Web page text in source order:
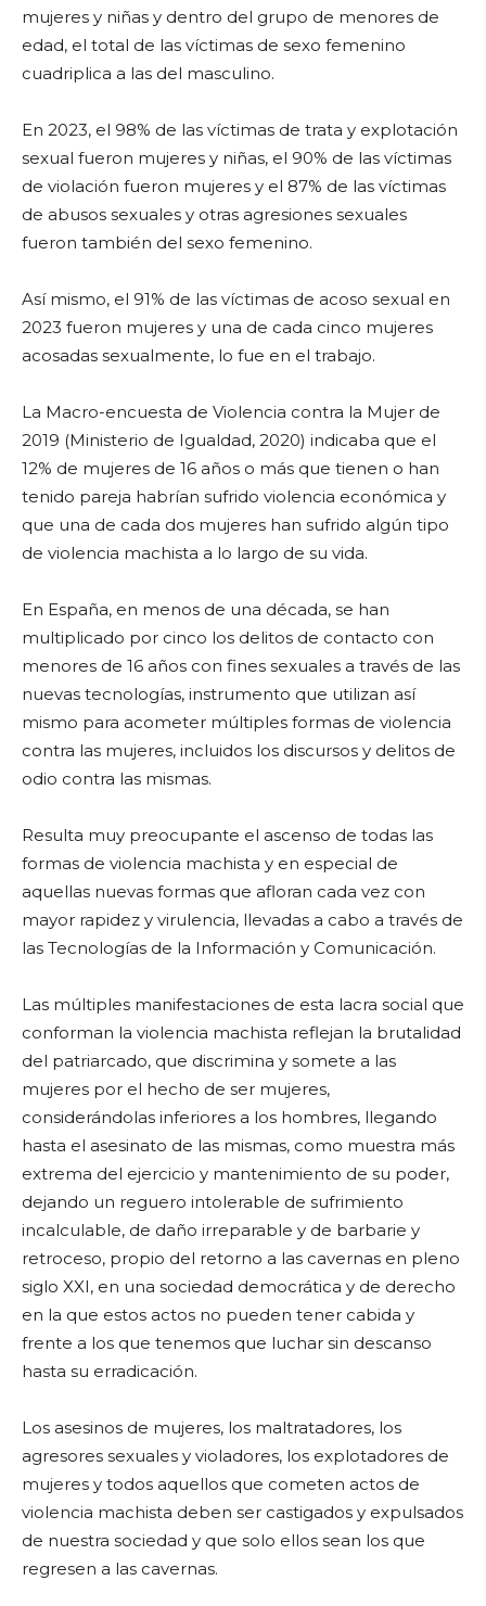
mujeres y niñas y dentro del grupo de menores de
edad, el total de las víctimas de sexo femenino
cuadriplica a las del masculino.
En 2023, el 98% de las víctimas de trata y explotación
sexual fueron mujeres y niñas, el 90% de las víctimas
de violación fueron mujeres y el 87% de las víctimas
de abusos sexuales y otras agresiones sexuales
fueron también del sexo femenino.
Así mismo, el 91% de las víctimas de acoso sexual en
2023 fueron mujeres y una de cada cinco mujeres
acosadas sexualmente, lo fue en el trabajo.
La Macro-encuesta de Violencia contra la Mujer de
2019 (Ministerio de Igualdad, 2020) indicaba que el
12% de mujeres de 16 años o más que tienen o han
tenido pareja habrían sufrido violencia económica y
que una de cada dos mujeres han sufrido algún tipo
de violencia machista a lo largo de su vida.
En España, en menos de una década, se han
multiplicado por cinco los delitos de contacto con
menores de 16 años con fines sexuales a través de las
nuevas tecnologías, instrumento que utilizan así
mismo para acometer múltiples formas de violencia
contra las mujeres, incluidos los discursos y delitos de
odio contra las mismas.
Resulta muy preocupante el ascenso de todas las
formas de violencia machista y en especial de
aquellas nuevas formas que afloran cada vez con
mayor rapidez y virulencia, llevadas a cabo a través de
las Tecnologías de la Información y Comunicación.
Las múltiples manifestaciones de esta lacra social que
conforman la violencia machista reflejan la brutalidad
del patriarcado, que discrimina y somete a las
mujeres por el hecho de ser mujeres,
considerándolas inferiores a los hombres, llegando
hasta el asesinato de las mismas, como muestra más
extrema del ejercicio y mantenimiento de su poder,
dejando un reguero intolerable de sufrimiento
incalculable, de daño irreparable y de barbarie y
retroceso, propio del retorno a las cavernas en pleno
siglo XXI, en una sociedad democrática y de derecho
en la que estos actos no pueden tener cabida y
frente a los que tenemos que luchar sin descanso
hasta su erradicación.
Los asesinos de mujeres, los maltratadores, los
agresores sexuales y violadores, los explotadores de
mujeres y todos aquellos que cometen actos de
violencia machista deben ser castigados y expulsados
de nuestra sociedad y que solo ellos sean los que
regresen a las cavernas.